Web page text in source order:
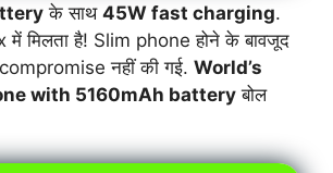
के साथ 45W fast charging.
में मिलता है! Slim phone होने के बावजूद
नहीं की गई. World’s
with 5160mAh battery बोल